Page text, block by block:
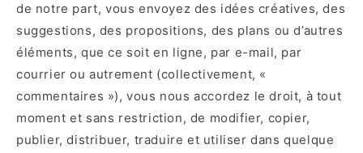
de notre part, vous envoyez des idées créatives, des
suggestions, des propositions, des plans ou d’autres
éléments, que ce soit en ligne, par e-mail, par
courrier ou autrement (collectivement, «
commentaires »), vous nous accordez le droit, à tout
moment et sans restriction, de modifier, copier,
publier, distribuer, traduire et utiliser dans quelque